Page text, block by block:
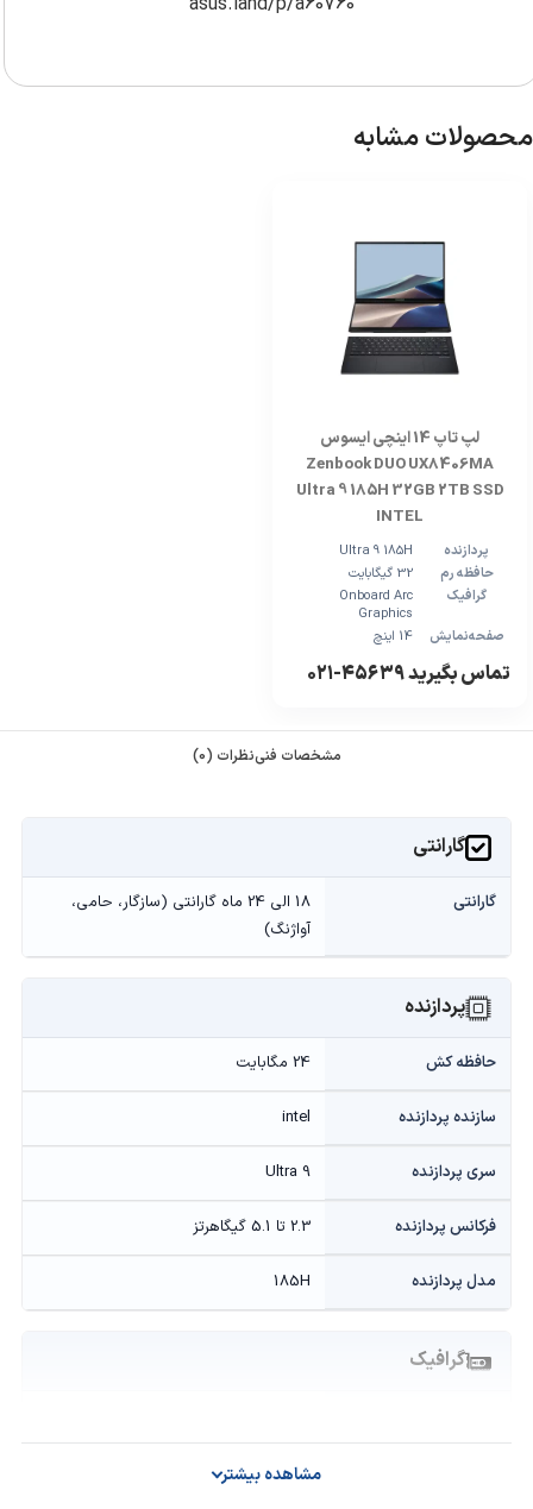
محصولات مشابه
لپ تاپ 14 اینچی ایسوس
Zenbook DUO UX8406MA
Ultra 9 185H 32GB 2TB SSD
INTEL
پردازنده
Ultra 9 185H
حافظه رم
32 گیگابایت
گرافیک
Onboard Arc
Graphics
صفحه‌نمایش
14 اینچ
تماس بگیرید ۴۵۶۳۹-۰۲۱
مشخصات فنینظرات (0)
گارانتی
گارانتی
18 الی 24 ماه گارانتی (سازگار، حامی،
آواژنگ)
پردازنده
حافظه کش 24 مگابایت
سازنده پردازنده intel
سری پردازنده Ultra 9
فرکانس پردازنده 2.3 تا 5.1 گیگاهرتز
مدل پردازنده 185H
گرافیک
intel
مشاهده بیشتر